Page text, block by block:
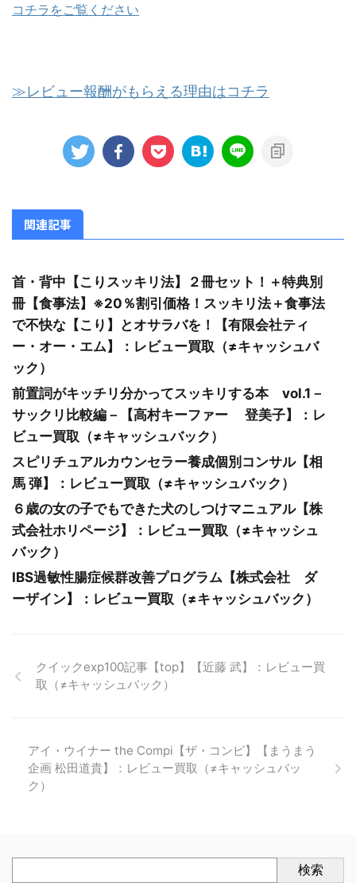
コチラをご覧ください
≫レビュー報酬がもらえる理由はコチラ
関連記事
首・背中【こりスッキリ法】２冊セット！＋特典別
冊【食事法】※20％割引価格！スッキリ法＋食事法
で不快な【こり】とオサラバを！【有限会社ティ
ー・オー・エム】：レビュー買取（≠キャッシュバ
ック）
前置詞がキッチリ分かってスッキリする本 vol.1－
サックリ比較編－【高村キーファー 登美子】：レ
ビュー買取（≠キャッシュバック）
スピリチュアルカウンセラー養成個別コンサル【相
馬 弾】：レビュー買取（≠キャッシュバック）
６歳の女の子でもできた犬のしつけマニュアル【株
式会社ホリページ】：レビュー買取（≠キャッシュ
バック）
IBS過敏性腸症候群改善プログラム【株式会社 ダ
ーザイン】：レビュー買取（≠キャッシュバック）
クイックexp100記事【top】【近藤 武】：レビュー買
取（≠キャッシュバック）
アイ・ウイナー the Compi【ザ・コンピ】【まうまう
企画 松田道貴】：レビュー買取（≠キャッシュバッ
ク）
検索